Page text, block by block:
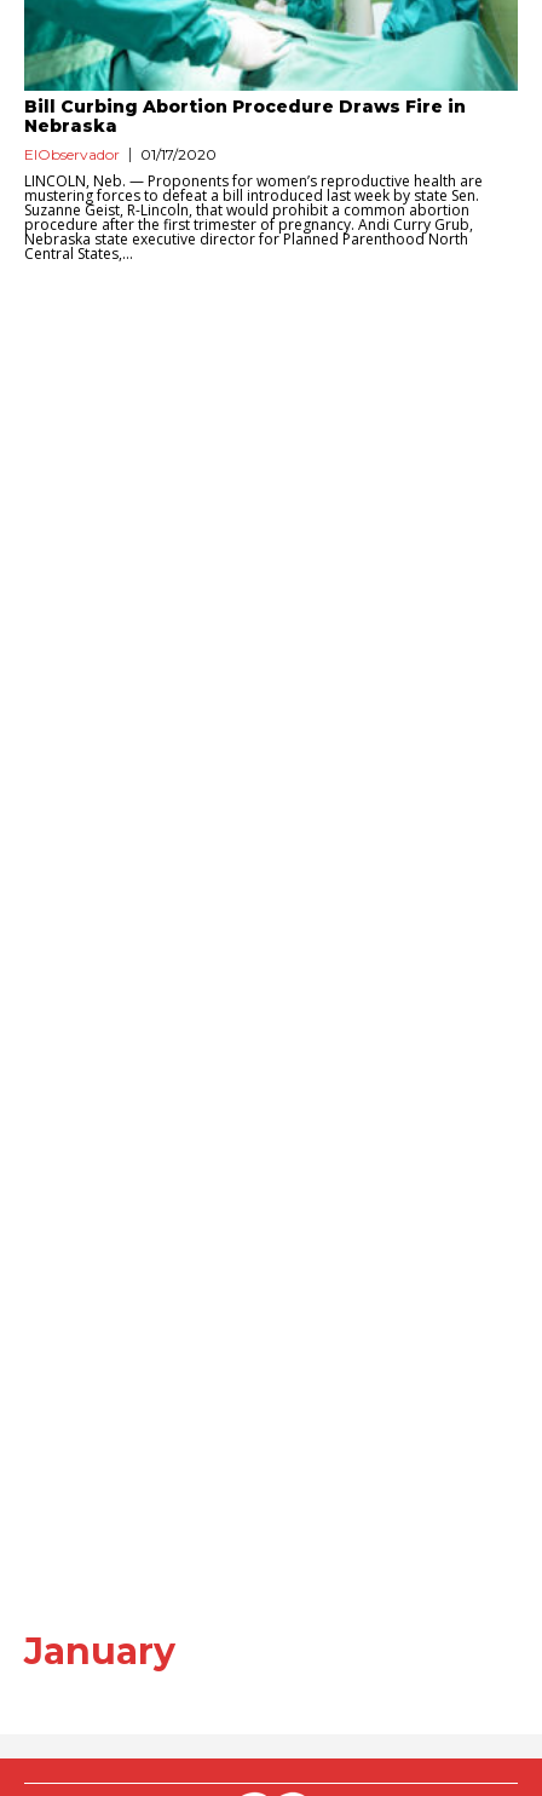
Bill Curbing Abortion Procedure Draws Fire in
Nebraska
ElObservador 01/17/2020
LINCOLN, Neb. — Proponents for women’s reproductive health are
mustering forces to defeat a bill introduced last week by state Sen.
Suzanne Geist, R-Lincoln, that would prohibit a common abortion
procedure after the first trimester of pregnancy. Andi Curry Grub,
Nebraska state executive director for Planned Parenthood North
Central States,...
January